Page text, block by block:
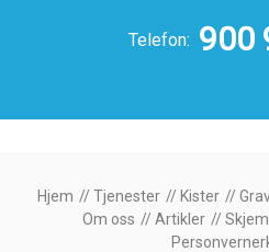
Telefon: 900
Hjem Tjenester Kister
Om oss
Artikler